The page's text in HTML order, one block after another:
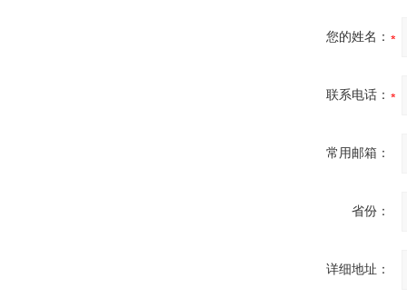
您的姓名：
联系电话：
常用邮箱：
省份：
详细地址：